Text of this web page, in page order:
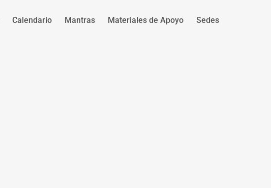
Calendario Mantras Materiales de Apoyo Sedes